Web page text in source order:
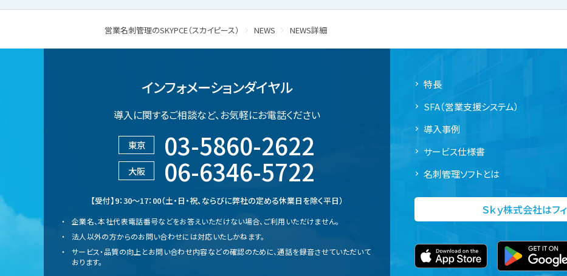
営業名刺管理のSKYPCE（スカイピース） NEWS NEWS詳細
インフォメーションダイヤル
導入に関するご相談など、お気軽にお電話ください
東京 03-5860-2622
大阪 06-6346-5722
【受付】9：30～17：00（土・日・祝、ならびに弊社の定める休業日を除く平日）
企業名、本社代表電話番号などをお答えいただけない場合、ご利用いただけません。
法人以外の方からのお問い合わせには対応いたしかねます。
サービス・品質の向上とお問い合わせ内容などの確認のために、通話を録音させていただいて
おります。
特長
SFA（営業支援システム）
導入事例
サービス仕様書
名刺管理ソフトとは
Ｓｋｙ株式会社は